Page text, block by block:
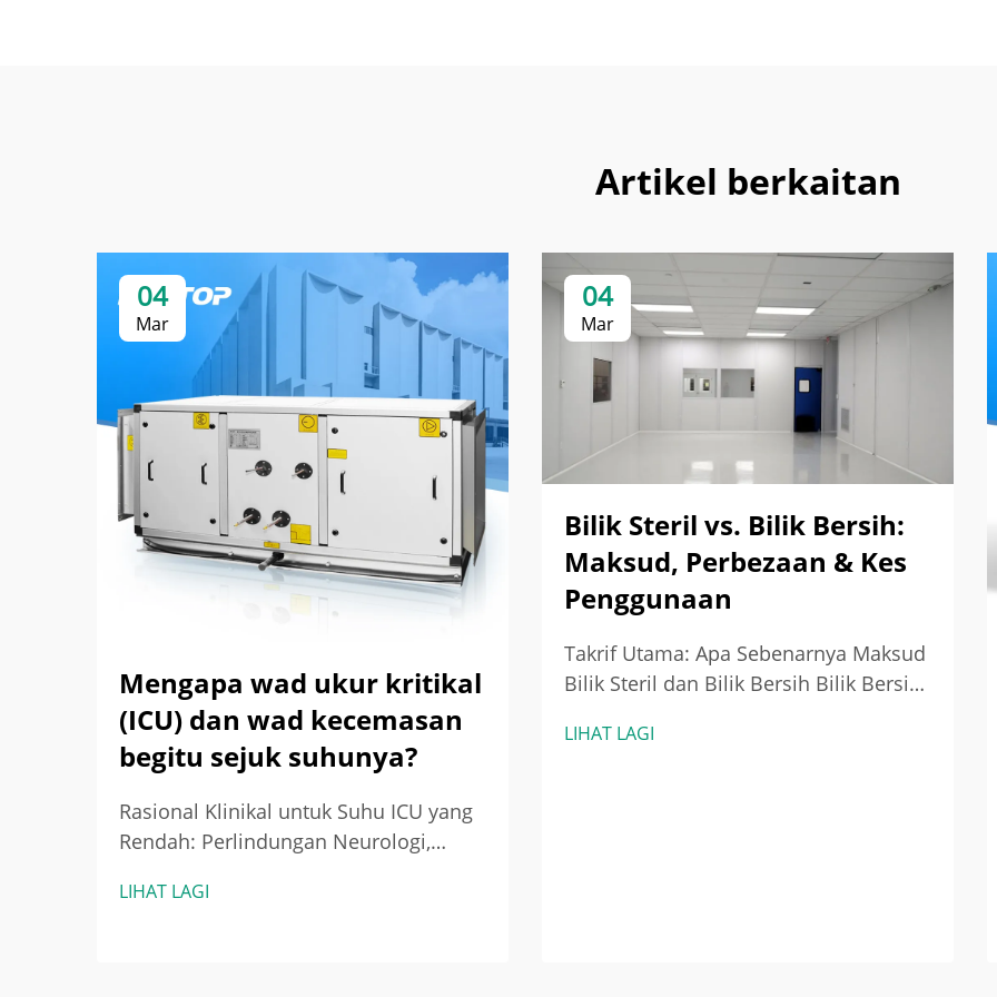
Artikel berkaitan
04
Mar
Mengapa wad ukur kritikal
(ICU) dan wad kecemasan
begitu sejuk suhunya?
Rasional Klinikal untuk Suhu ICU yang
Rendah: Perlindungan Neurologi,
Berasaskan Bukti — Bagaimana
LIHAT LAGI
04
Mar
Bilik Steril vs. Bilik Bersih:
Maksud, Perbezaan & Kes
Penggunaan
Takrif Utama: Apa Sebenarnya Maksud
Bilik Steril dan Bilik Bersih Bilik Bersih:
Mengurangkan Zarah (Piawaian ISO
LIHAT LAGI